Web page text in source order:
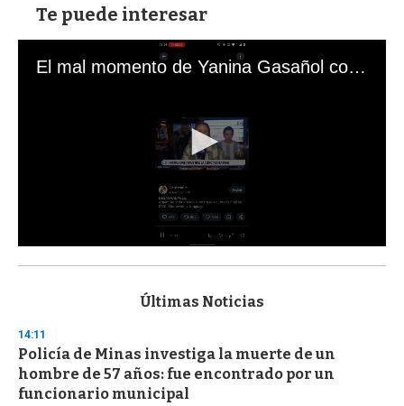
Te puede interesar
El mal momento de Yanina Gasañol con un hincha argentino en "Subrayado"
s
d
s
o
f
3
Últimas Noticias
14:11
Policía de Minas investiga la muerte de un
hombre de 57 años: fue encontrado por un
funcionario municipal